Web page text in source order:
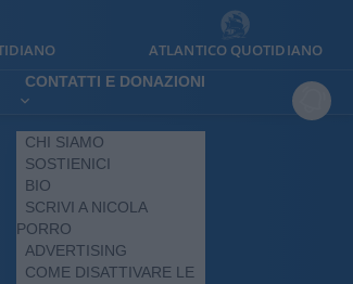
ATLANTICO QUOTIDIANO
CONTATTI E DONAZIONI
CHI SIAMO
SOSTIENICI
BIO
SCRIVI A NICOLA
PORRO
ADVERTISING
COME DISATTIVARE LE